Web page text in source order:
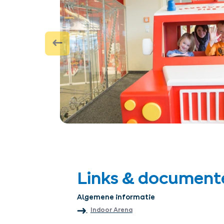
Links &
Algemene informatie
Indoor Arena